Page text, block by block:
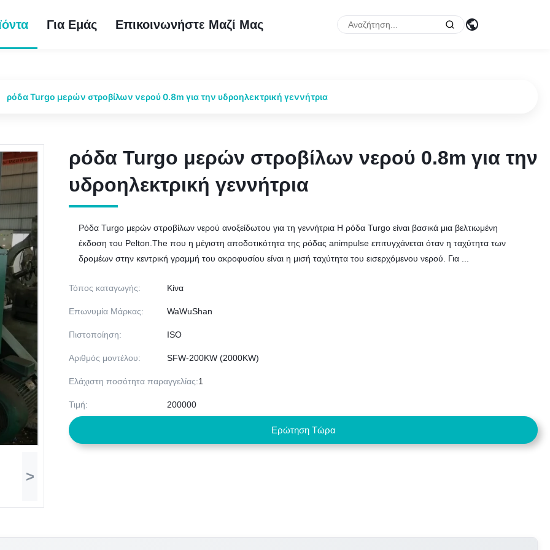
Για Εμάς Επικοινωνήστε Μαζί Μας
ρόδα Turgo μερών στροβίλων νερού 0.8m για την υδροηλεκτρική γεννήτρια
>
ρόδα Turgo μερών στροβίλων νερού 0.8m για την
υδροηλεκτρική γεννήτρια
ρόδα Turgo μερών στροβίλων νερού 0.8m για την
υδροηλεκτρική γεννήτρια
Ρόδα Turgo μερών στροβίλων νερού ανοξείδωτου για τη γεννήτρια Η ρόδα Turgo είναι βασικά μια βελτιωμένη
έκδοση του Pelton.The που η μέγιστη αποδοτικότητα της ρόδας animpulse επιτυγχάνεται όταν η ταχύτητα των
δρομέων στην κεντρική γραμμή του ακροφυσίου είναι η μισή ταχύτητα του εισερχόμενου νερού. Για ...
Τόπος καταγωγής: Κίνα
Επωνυμία Μάρκας: WaWuShan
Πιστοποίηση: ISO
Αριθμός μοντέλου: SFW-200KW (2000KW)
Ελάχιστη ποσότητα παραγγελίας:1
Τιμή: 200000
Ερώτηση Τώρα